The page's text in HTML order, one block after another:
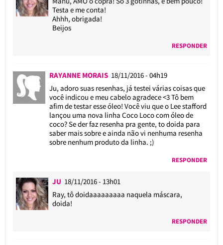
Testa e me conta!
Ahhh, obrigada!
Beijos
RESPONDER
RAYANNE MORAIS 18/11/2016 - 04h19
Ju, adoro suas resenhas, já testei várias coisas que
você indicou e meu cabelo agradece <3 Tô bem
afim de testar esse óleo! Você viu que o Lee stafford
lançou uma nova linha Coco Loco com óleo de
coco? Se der faz resenha pra gente, to doida para
saber mais sobre e ainda não vi nenhuma resenha
sobre nenhum produto da linha. ;)
RESPONDER
JU 18/11/2016 - 13h01
Ray, tô doidaaaaaaaaa naquela máscara,
doida!
RESPONDER